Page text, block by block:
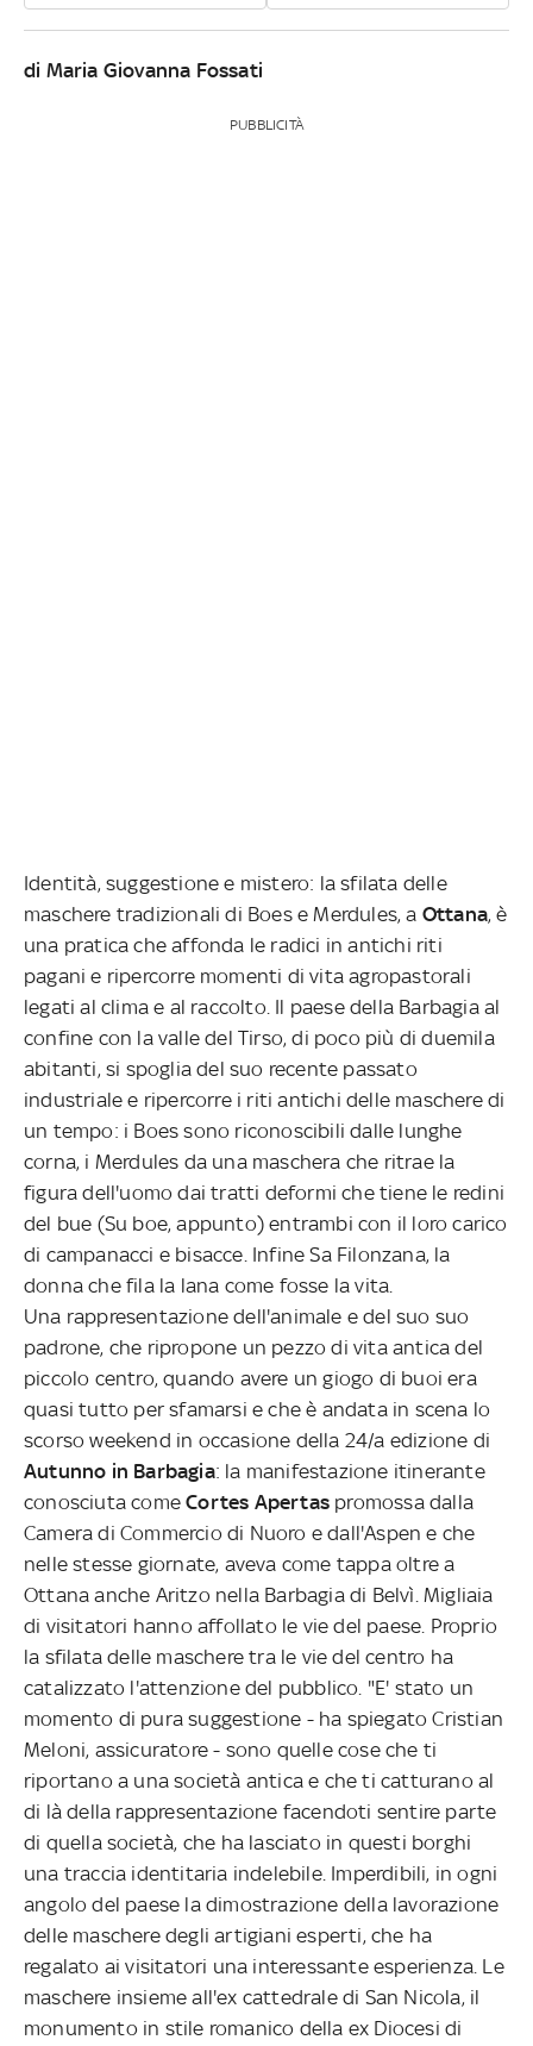
di Maria Giovanna Fossati
PUBBLICITÀ
Identità, suggestione e mistero: la sfilata delle
maschere tradizionali di Boes e Merdules, a Ottana, è
una pratica che affonda le radici in antichi riti
pagani e ripercorre momenti di vita agropastorali
legati al clima e al raccolto. Il paese della Barbagia al
confine con la valle del Tirso, di poco più di duemila
abitanti, si spoglia del suo recente passato
industriale e ripercorre i riti antichi delle maschere di
un tempo: i Boes sono riconoscibili dalle lunghe
corna, i Merdules da una maschera che ritrae la
figura dell'uomo dai tratti deformi che tiene le redini
del bue (Su boe, appunto) entrambi con il loro carico
di campanacci e bisacce. Infine Sa Filonzana, la
donna che fila la lana come fosse la vita.
Una rappresentazione dell'animale e del suo suo
padrone, che ripropone un pezzo di vita antica del
piccolo centro, quando avere un giogo di buoi era
quasi tutto per sfamarsi e che è andata in scena lo
scorso weekend in occasione della 24/a edizione di
Autunno in Barbagia: la manifestazione itinerante
conosciuta comeCortes Apertas promossa dalla
Camera di Commercio di Nuoro e dall'Aspen e che
nelle stesse giornate, aveva come tappa oltre a
Ottana anche Aritzo nella Barbagia di Belvì. Migliaia
di visitatori hanno affollato le vie del paese. Proprio
la sfilata delle maschere tra le vie del centro ha
catalizzato l'attenzione del pubblico. "E' stato un
momento di pura suggestione - ha spiegato Cristian
Meloni, assicuratore - sono quelle cose che ti
riportano a una società antica e che ti catturano al
di là della rappresentazione facendoti sentire parte
di quella società, che ha lasciato in questi borghi
una traccia identitaria indelebile. Imperdibili, in ogni
angolo del paese la dimostrazione della lavorazione
delle maschere degli artigiani esperti, che ha
regalato ai visitatori una interessante esperienza. Le
maschere insieme all'ex cattedrale di San Nicola, il
monumento in stile romanico della ex Diocesi di